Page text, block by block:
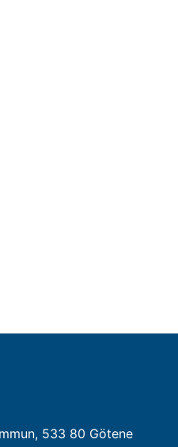
533 80 Götene